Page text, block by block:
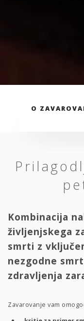
O
Kombinacija
življenjskega
smrti z
nezgodne
zdravljenja
Zavarovanje vam